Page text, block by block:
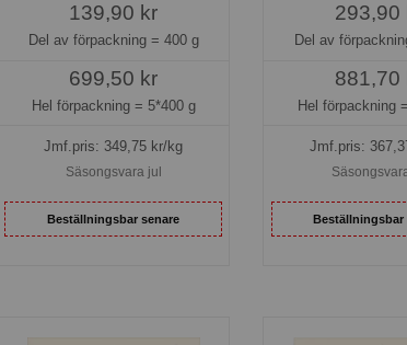
139,90 kr
Del av förpackning = 400 g
699,50 kr
Hel förpackning = 5*400 g
Jmf.pris: 349,75 kr/kg
Säsongsvara jul
Beställningsbar senare
293,90
Del av
881,70
Hel förpackning =
Jmf.pris:
Beställningsbar